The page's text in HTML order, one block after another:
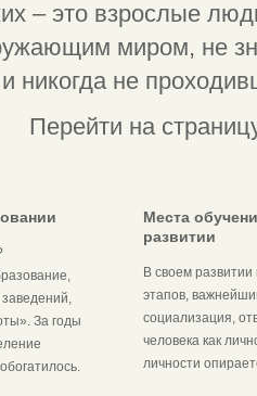
– это взрослые
миром, не
никогда не
Перейти на
За годы
Места
развитии
В своем
этапов,
социализация,
человека как
личности